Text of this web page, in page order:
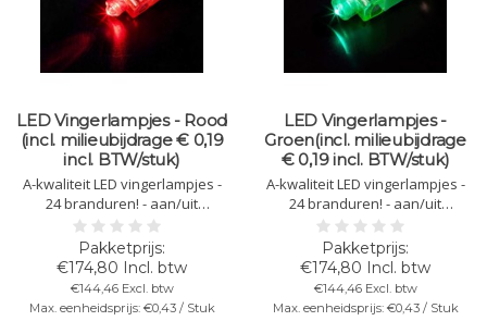
LED Vingerlampjes - Rood
(incl. milieubijdrage € 0,19
incl. BTW/stuk)
A-kwaliteit LED vingerlampjes -
24 branduren! - aan/uit
schakeltje - Met zacht siliconen
ringetje - Kleur: Rood (incl.
milieubijdrage € 0,19 incl.
BTW/stuk)
€174,80 Incl. btw
€144,46 Excl. btw
Max. eenheidsprijs: €0,43 / Stuk
LED Vingerlampjes -
Groen(incl. milieubijdrage
€ 0,19 incl. BTW/stuk)
A-kwaliteit LED vingerlampjes -
24 branduren! - aan/uit
schakeltje - Met zacht siliconen
ringetje - Kleur: Groen
(incl. milieubijdrage € 0,19 incl.
BTW/stuk)
€174,80 Incl. btw
€144,46 Excl. btw
Max. eenheidsprijs: €0,43 / Stuk